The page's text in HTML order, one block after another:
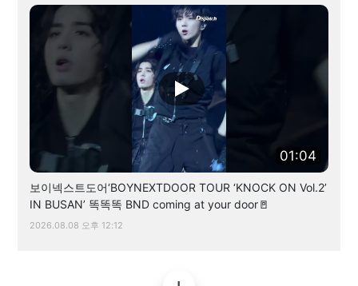
01:04
보이넥스트도어‘BOYNEXTDOOR TOUR ‘KNOCK ON Vol.2’
IN BUSAN’ 똑똑똑 BND coming at your door🚪
2026.08.08 오후 12:12